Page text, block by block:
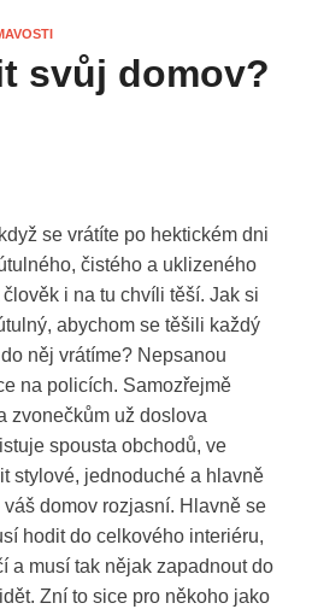
svůj domov?
se vrátíte po hektickém dni
čistého a uklizeného
i na tu chvíli těší. Jak si
abychom se těšili každý
něj vrátíme? Nepsanou
na policích. Samozřejmě
zvonečkům už doslova
spousta obchodů, ve
stylové, jednoduché a hlavně
domov rozjasní. Hlavně se
hodit do celkového interiéru,
a musí tak nějak zapadnout do
Zní to sice pro někoho jako